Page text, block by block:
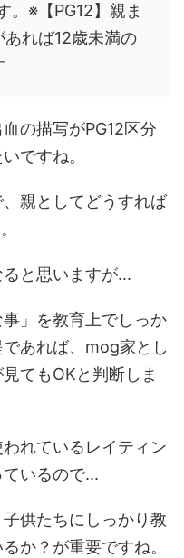
。※【PG12】親ま
れば12歳未満の
の描写がPG12区分
ですね。
親としてどうすれば
と思いますが...
」を教育上でしっか
あれば、mog家とし
てもOKと判断しま
れているレイティン
いるので...
供たちにしっかり教
か？が重要ですね。